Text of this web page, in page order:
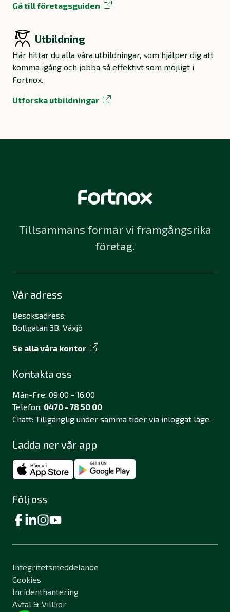
Gå till företagsguiden
Utbildning
Här hittar du alla våra utbildningar, som hjälper dig att
komma igång och jobba så effektivt som möjligt i
Fortnox.
Utforska utbildningar
Tillsammans formar vi framgångsrika
företag.
Vår adress
Besöksadress:
Bollgatan 3B, Växjö
Se alla våra kontor
Kontakta oss
Mån-Fre: 09:00 - 16:00
Telefon: 0470 - 78 50 00
Chatt: Tillgänglig under samma tider via inloggat läge.
Ladda ner vår app
Följ oss
Integritetsmeddelande
Cookies
Incidenthantering
Avtal & Villkor